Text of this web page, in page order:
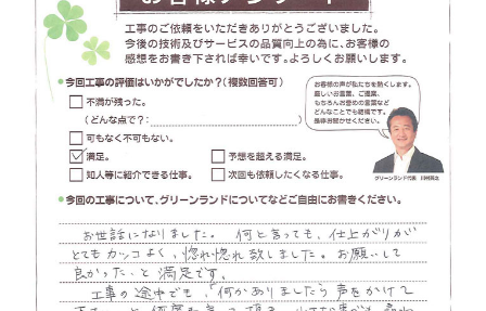
プライバシーポリシー
サイトマップ
採用情報